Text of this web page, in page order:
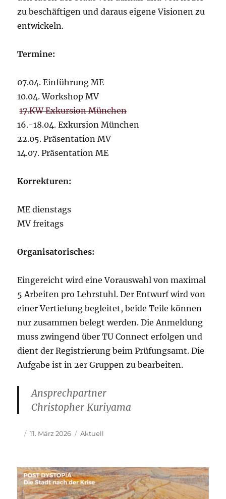
zu beschäftigen und daraus eigene Visionen zu
entwickeln.
Termine:
07.04. Einführung ME
10.04. Workshop MV
17.KW Exkursion München
16.-18.04. Exkursion München
22.05. Präsentation MV
14.07. Präsentation ME
Korrekturen:
ME dienstags
MV freitags
Organisatorisches:
Eingereicht wird eine Vorauswahl von maximal
5 Arbeiten pro Lehrstuhl. Der Entwurf wird von
einer Vertiefung begleitet, beide Teile können
nur zusammen belegt werden. Die Anmeldung
muss zwingend über TU Connect erfolgen und
dient der Registrierung beim Prüfungsamt. Die
Aufgabe ist in 2er Gruppen zu bearbeiten.
Ansprechpartner
Christopher Kuriyama
Autor
Veröffentlicht
11. März 2026 Kategorien
Aktuell